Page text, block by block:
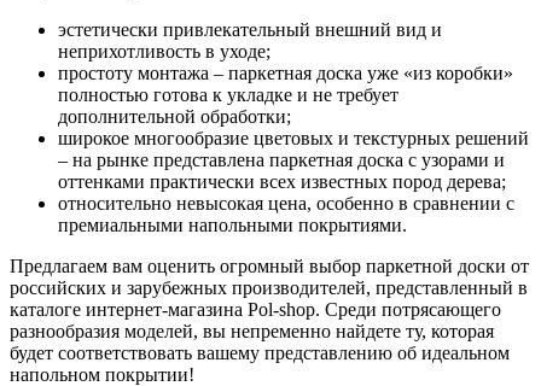
эстетически привлекательный внешний вид и
неприхотливость в уходе;
простоту монтажа – паркетная доска уже «из коробки»
полностью готова к укладке и не требует
дополнительной обработки;
широкое многообразие цветовых и текстурных решений
– на рынке представлена паркетная доска с узорами и
оттенками практически всех известных пород дерева;
относительно невысокая цена, особенно в сравнении с
премиальными напольными покрытиями.
Предлагаем вам оценить огромный выбор паркетной доски от
российских и зарубежных производителей, представленный в
каталоге интернет-магазина Pol-shop. Среди потрясающего
разнообразия моделей, вы непременно найдете ту, которая
будет соответствовать вашему представлению об идеальном
напольном покрытии!